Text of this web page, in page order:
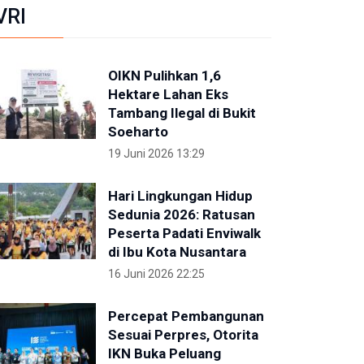
OIKN Pulihkan 1,6
Hektare Lahan Eks
Tambang Ilegal di Bukit
Soeharto
19 Juni 2026 13:29
Hari Lingkungan Hidup
Sedunia 2026: Ratusan
Peserta Padati Enviwalk
di Ibu Kota Nusantara
16 Juni 2026 22:25
Percepat Pembangunan
Sesuai Perpres, Otorita
IKN Buka Peluang